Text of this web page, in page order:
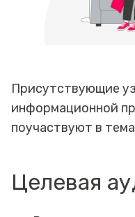
Присутствующие
информационной
поучаствуют в
Целевая